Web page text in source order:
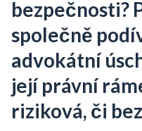
bezpečnosti?
společně
advokátní
její právní
riziková, či